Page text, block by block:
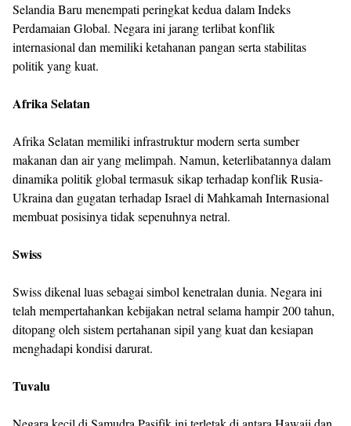
Selandia Baru menempati peringkat kedua dalam Indeks
Perdamaian Global. Negara ini jarang terlibat konflik
internasional dan memiliki ketahanan pangan serta stabilitas
politik yang kuat.
Afrika Selatan
Afrika Selatan memiliki infrastruktur modern serta sumber
makanan dan air yang melimpah. Namun, keterlibatannya dalam
dinamika politik global termasuk sikap terhadap konflik Rusia-
Ukraina dan gugatan terhadap Israel di Mahkamah Internasional
membuat posisinya tidak sepenuhnya netral.
Swiss
Swiss dikenal luas sebagai simbol kenetralan dunia. Negara ini
telah mempertahankan kebijakan netral selama hampir 200 tahun,
ditopang oleh sistem pertahanan sipil yang kuat dan kesiapan
menghadapi kondisi darurat.
Tuvalu